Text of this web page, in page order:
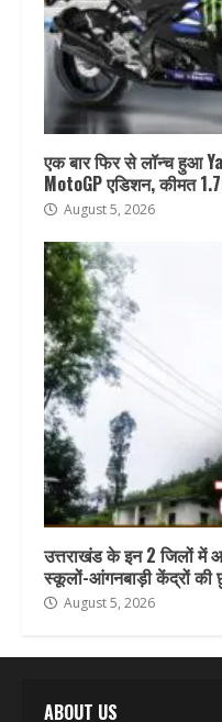
एक बार फिर से लॉन्च हुआ
MotoGP एडिशन, कीमत
August 5, 2026
उत्तराखंड के इन 2 जिलों में
स्कूलों-आंगनबाड़ी केंद्रों की
August 5, 2026
ABOUT US